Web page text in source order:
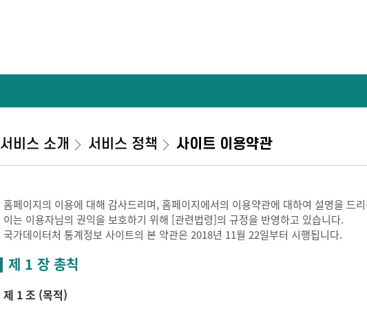
서비스 소개 서비스 정책 사이트 이용약관
홈페이지의 이용에 대해 감사드리며, 홈페이지에서의 이용약관에 대하여 설명을 드
이는 이용자님의 권익을 보호하기 위해 [관련법령]의 규정을 반영하고 있습니다.
국가데이터처 통계정보 사이트의 본 약관은 2018년 11월 22일부터 시행됩니다.
제 1 장 총칙
제 1 조 (목적)